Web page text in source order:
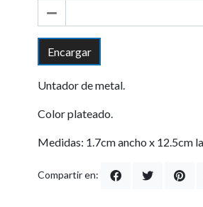
Encargar
Untador de metal.
Color plateado.
Medidas: 1.7cm ancho x 12.5cm
Compartir en: